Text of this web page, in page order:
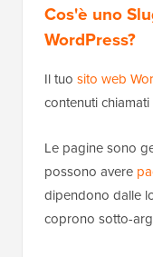
Cos'è uno
WordPress?
Il tuo sito web
contenuti chiamati
Le pagine sono
possono avere
dipendono dalle
coprono sotto-